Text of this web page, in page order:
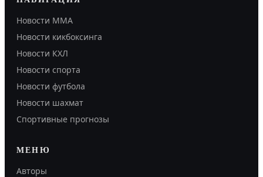
Новости MMA
Новости кикбоксинга
Новости КХЛ
Новости спорта
Новости футбола
Новости шахмат
Спортивные прогнозы
МЕНЮ
Авторы